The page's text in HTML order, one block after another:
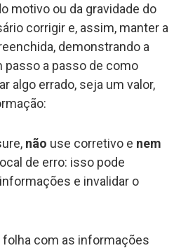
motivo ou da gravidade do
corrigir e, assim, manter a
demonstrando a
passo a passo de como
algo errado, seja um valor,
não use corretivo e nem
de erro: isso pode
e invalidar o
folha com as informações